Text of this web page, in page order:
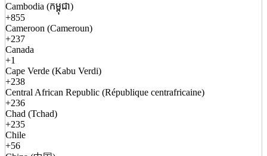
Cambodia (កម្ពុជា)
+855
Cameroon (Cameroun)
+237
Canada
+1
Cape Verde (Kabu Verdi)
+238
Central African Republic (République centrafricaine)
+236
Chad (Tchad)
+235
Chile
+56